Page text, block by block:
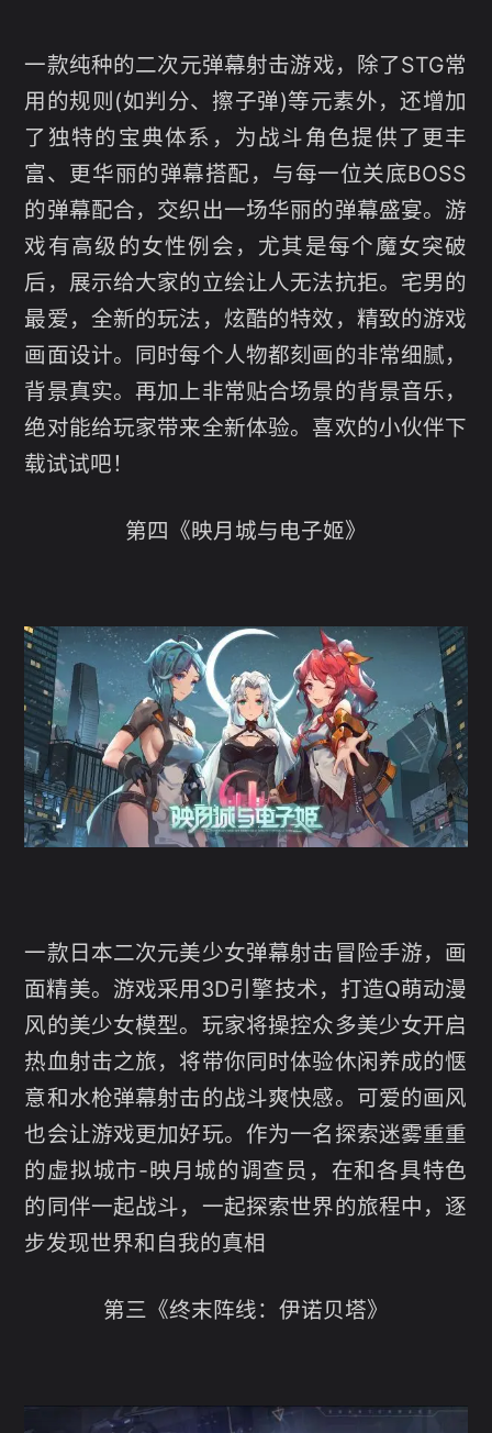
一款纯种的二次元弹幕射击游戏，除了STG常
用的规则(如判分、擦子弹)等元素外，还增加
了独特的宝典体系，为战斗角色提供了更丰
富、更华丽的弹幕搭配，与每一位关底BOSS
的弹幕配合，交织出一场华丽的弹幕盛宴。游
戏有高级的女性例会，尤其是每个魔女突破
后，展示给大家的立绘让人无法抗拒。宅男的
最爱，全新的玩法，炫酷的特效，精致的游戏
画面设计。同时每个人物都刻画的非常细腻，
背景真实。再加上非常贴合场景的背景音乐，
绝对能给玩家带来全新体验。喜欢的小伙伴下
载试试吧！
第四《映月城与电子姬》
一款日本二次元美少女弹幕射击冒险手游，画
面精美。游戏采用3D引擎技术，打造Q萌动漫
风的美少女模型。玩家将操控众多美少女开启
热血射击之旅，将带你同时体验休闲养成的惬
意和水枪弹幕射击的战斗爽快感。可爱的画风
也会让游戏更加好玩。作为一名探索迷雾重重
的虚拟城市-映月城的调查员，在和各具特色
的同伴一起战斗，一起探索世界的旅程中，逐
步发现世界和自我的真相
第三《终末阵线：伊诺贝塔》